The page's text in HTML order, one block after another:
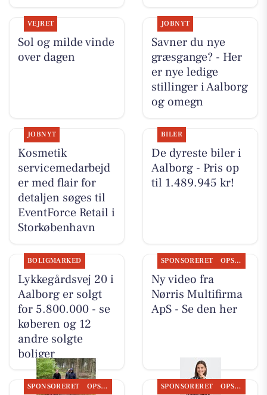
VEJRET
Sol og milde vinde
over dagen
JOBNYT
Savner du nye
græsgange? - Her
er nye ledige
stillinger i Aalborg
og omegn
JOBNYT
Kosmetik
servicemedarbejd
er med flair for
detaljen søges til
EventForce Retail i
Storkøbenhavn
BILER
De dyreste biler i
Aalborg - Pris op
til 1.489.945 kr!
BOLIGMARKED
Lykkegårdsvej 20 i
Aalborg er solgt
for 5.800.000 - se
køberen og 12
andre solgte
boliger
SPONSORERET OPSLAGSTAVLEN
Ny video fra
Nørris Multifirma
ApS - Se den her
SPONSORERET OPSLAGSTAVLEN SPONSORERET OPSLAGSTAVLEN